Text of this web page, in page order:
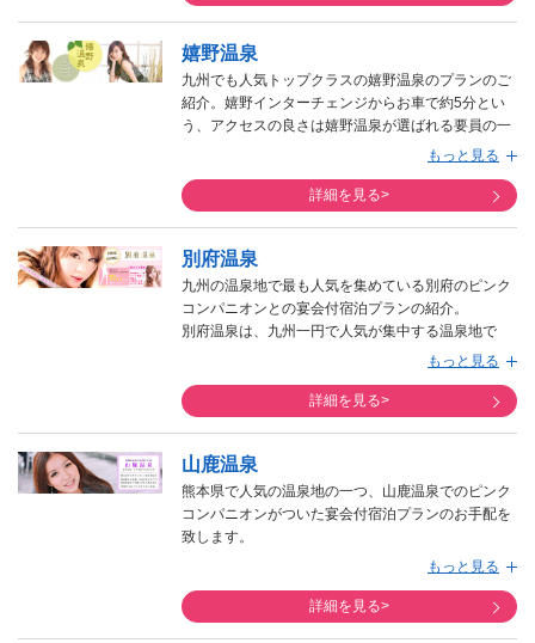
嬉野温泉
九州でも人気トップクラスの嬉野温泉のプランのご
紹介。嬉野インターチェンジからお車で約5分とい
う、アクセスの良さは嬉野温泉が選ばれる要員の一
んびりとした気分にされてくれ、心を癒してくれま
す。公衆浴場シーボルトの湯で温泉につかったり、
話に花を咲かせたりと、楽しめる要素がもりだくさ
ん。
旅館の朝食で出される、嬉野温泉豆腐は温泉水でコ
トコトと煮込んで作られ、食べてみるととろとろで
おいしい!ぬめりがあって肌がつるつるになる嬉野温
もっと見る
詳細を見る>
別府温泉
九州の温泉地で最も人気を集めている別府のピンク
コンパニオンとの宴会付宿泊プランの紹介。
別府温泉は、九州一円で人気が集中する温泉地で
す。温泉地そのものが人気があるので、スーパーコ
合がよくあります。
特に施設の新しさや立地などの条件で人気がある旅
のご宿泊のお客様にはお早目のご予約をお勧めして
おります。地獄めぐりなどの観光先の充実、市街に
歓楽街があるなどの理由で、男性のお客様からたく
さんのご指示を得ております。
また、露天風呂から別府湾が見える宿や、露天風呂
ら団体のお客様まで、幅広く対応させて頂けます。
もっと見る
詳細を見る>
山鹿温泉
熊本県で人気の温泉地の一つ、山鹿温泉でのピンク
コンパニオンがついた宴会付宿泊プランのお手配を
致します。
熊本県の北部のエリアに位置する山鹿温泉となって
もっと見る
詳細を見る>